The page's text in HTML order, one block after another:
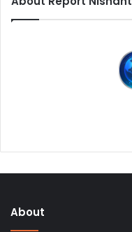
About